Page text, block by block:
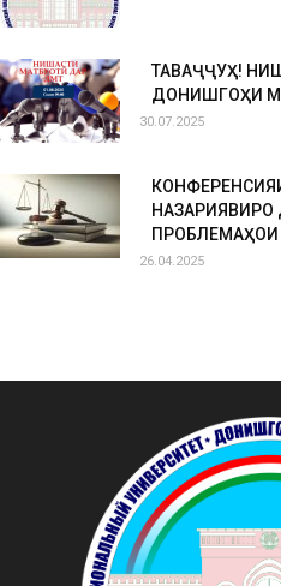
ТАВАҶҶУҲ!
ДОНИШГОҲИ
30.07.2025
НАЗАРИЯВИРО
26.04.2025